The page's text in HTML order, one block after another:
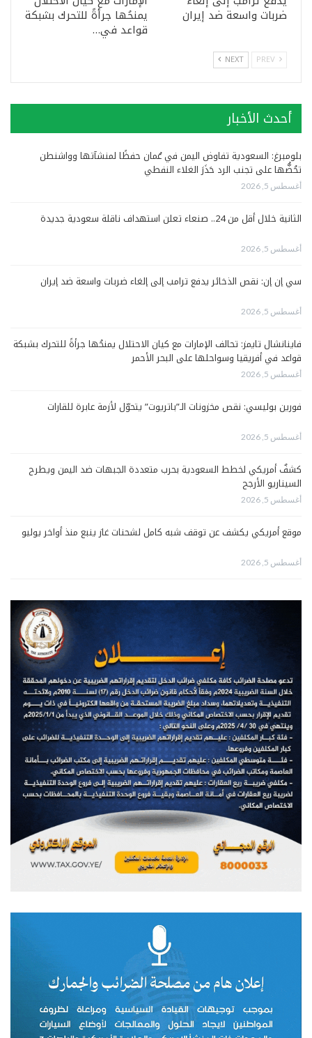
ضربات واسعة ضد إيران يمنحُها جرأةً للتحرك بشبكة
قواعد في…
NEXT
أحدث الأخبار
بلومبرغ: السعودية تفاوض اليمن في عُمان حفظًا لمنشآتها وواشنطن
تحُضُّها على تجنب الرد حَذَرَ الغلاء النفطي
أغسطس 5, 2026
الثانية خلال أقل من 24.. صنعاء تعلن استهداف ناقلة سعودية جديدة
أغسطس 5, 2026
سي إن إن: نقص الذخائر يدفع ترامب إلى إلغاء ضربات واسعة ضد إيران
أغسطس 5, 2026
فاينانشال تايمز: تحالف الإمارات مع كيان الاحتلال يمنحُها جرأةً للتحرك بشبكة
قواعد في أفريقيا وسواحلها على البحر الأحمر
أغسطس 5, 2026
فورين بوليسي: نقص مخزونات الـ”باتريوت” يتحوّل لأزمة عابرة للقارات
أغسطس 5, 2026
كشفٌ أمريكي لخطط السعودية بحرب متعددة الجبهات ضد اليمن ويطرح
السيناريو الأرجح
أغسطس 5, 2026
موقع أمريكي يكشف عن توقف شبه كامل لشحنات غاز ينبع منذ أواخر يوليو
أغسطس 5, 2026